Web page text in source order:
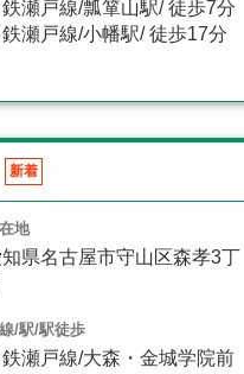
瀬戸線/瓢箪山駅/ 徒歩7分
瀬戸線/小幡駅/ 徒歩17分
新着
地
県名古屋市守山区森孝3丁
/駅/駅徒歩
瀬戸線/大森・金城学院前